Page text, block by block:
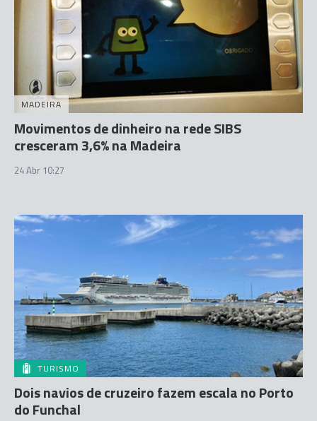
MADEIRA
Movimentos de dinheiro na rede SIBS
cresceram 3,6% na Madeira
24 Abr 10:27
TURISMO
Dois navios de cruzeiro fazem escala no Porto
do Funchal